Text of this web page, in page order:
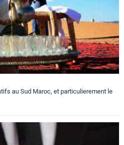
au Sud Maroc, et particulierement le